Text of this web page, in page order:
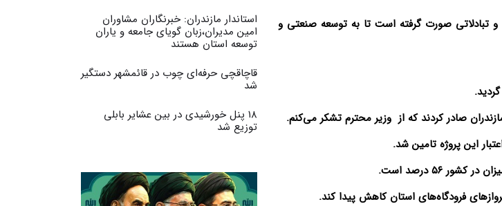
صورت گرفته است تا به توسعه صنعتی و
صادر کردند که از وزیر محترم تشکر می‌کنم.
فرودگاه‌های استان کاهش پیدا کند.
استاندار مازندران: خبرنگاران مشاوران
امین مدیران،زبان گویای جامعه و یاران
توسعه استان هستند
قاچاقچی حرفه‌ای چوب در قائمشهر دستگیر
شد
۱۸ پنل خورشیدی در بین عشایر بابلی
توزیع شد